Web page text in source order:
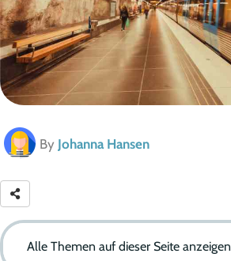
By Johanna Hansen
Alle Themen auf dieser Seite anzeigen